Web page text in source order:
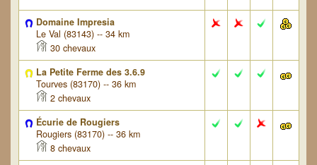
Domaine Impresia
Le Val (83143) -- 34 km
30 chevaux
La Petite Ferme des 3.6.9
Tourves (83170) -- 36 km
2 chevaux
Écurie de Rougiers
Rougiers (83170) -- 36 km
8 chevaux